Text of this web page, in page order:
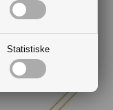
Statistiske
DKK 139,00